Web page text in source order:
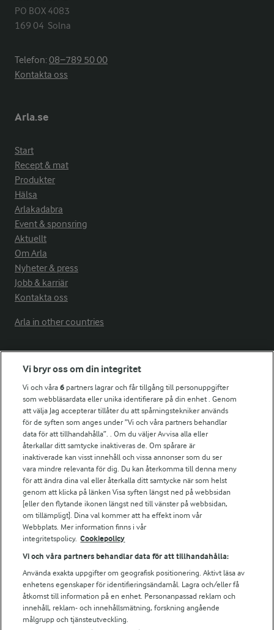
PO BOX 4083
169 04  Solna
Telefon:08−789 50 00
Kontakta oss
Arla.se
Start
Recept & mat
Produkter
Hälsa
Arlakadabra
Event & sponsring
Aktuellt
Om Arla
Nyheter & press
Jobb & karriär
Kontakta oss
Arla in other countries
Fler Arlasajter
För ägare
Arlas kundportal
Arla.com
Falbygdens Ost
Arla webbshop
Bildbank
Följ oss
Vi bryr oss om din integritet
Vi och våra6 partners lagrar och får tillgång till personuppgifter
som webbläsardata eller unika identifierare på din enhet . Genom
att välja Jag accepterar tillåter du att spårningstekniker används
för de syften som anges under ”Vi och våra partners behandlar
data för att tillhandahålla”. . Om du väljer Avvisa alla eller
återkallar ditt samtycke inaktiveras de. Om spårare är
inaktiverade kan visst innehåll och vissa annonser som du ser
vara mindre relevanta för dig. Du kan återkomma till denna meny
för att ändra dina val eller återkalla ditt samtycke när som helst
genom att klicka på länken Visa syften längst ned på webbsidan
[eller den flytande ikonen längst ned till vänster på webbsidan,
om tillämpligt]. Dina val kommer att ha effekt inom vår
Webbplats. Mer information finns i vår
integritetspolicy. Cookiepolicy
Vi och våra partners behandlar data för att tillhandahålla:
Använda exakta uppgifter om geografisk positionering. Aktivt läsa av
enhetens egenskaper för identifieringsändamål. Lagra och/eller få
åtkomst till information på en enhet. Personanpassad reklam och
innehåll, reklam- och innehållsmätning, forskning angående
målgrupp och tjänsteutveckling.